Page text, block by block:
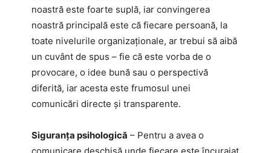
noastră este foarte suplă, iar convingerea
noastră principală este că fiecare persoană, la
toate nivelurile organizaționale, ar trebui să aibă
un cuvânt de spus – fie că este vorba de o
provocare, o idee bună sau o perspectivă
diferită, iar acesta este frumosul unei
comunicări directe și transparente.
Siguranța psihologică – Pentru a avea o